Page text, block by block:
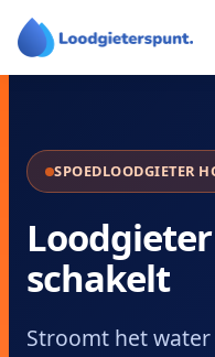
naar
de
SPOEDLOODGIETER
Loodgieter
schakelt
Stroomt het